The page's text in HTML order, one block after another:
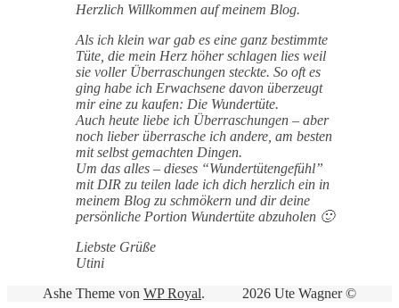
Herzlich Willkommen auf meinem Blog.
Als ich klein war gab es eine ganz bestimmte
Tüte, die mein Herz höher schlagen lies weil
sie voller Überraschungen steckte. So oft es
ging habe ich Erwachsene davon überzeugt
mir eine zu kaufen: Die Wundertüte.
Auch heute liebe ich Überraschungen – aber
noch lieber überrasche ich andere, am besten
mit selbst gemachten Dingen.
Um das alles – dieses “Wundertütengefühl”
mit DIR zu teilen lade ich dich herzlich ein in
meinem Blog zu schmökern und dir deine
persönliche Portion Wundertüte abzuholen 🙂
Liebste Grüße
Utini
2026 Ute Wagner ©
Ashe Theme von WP Royal.